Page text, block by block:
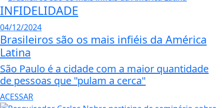
INFIDELIDADE
04/12/2024
Brasileiros são os mais infiéis da América
Latina
São Paulo é a cidade com a maior quantidade
de pessoas que "pulam a cerca"
ACESSAR